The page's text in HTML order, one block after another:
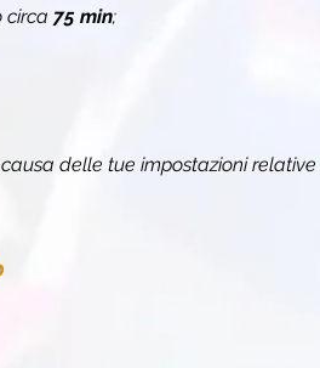
circa 75 min;
delle tue impostazioni